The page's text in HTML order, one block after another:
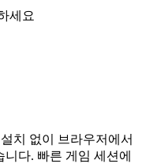
세요
치 없이 브라우저에서
니다. 빠른 게임 세션에